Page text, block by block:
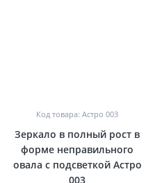
Код товара: Астро 003
Зеркало в полный рост в
форме неправильного
овала с подсветкой Астро
003